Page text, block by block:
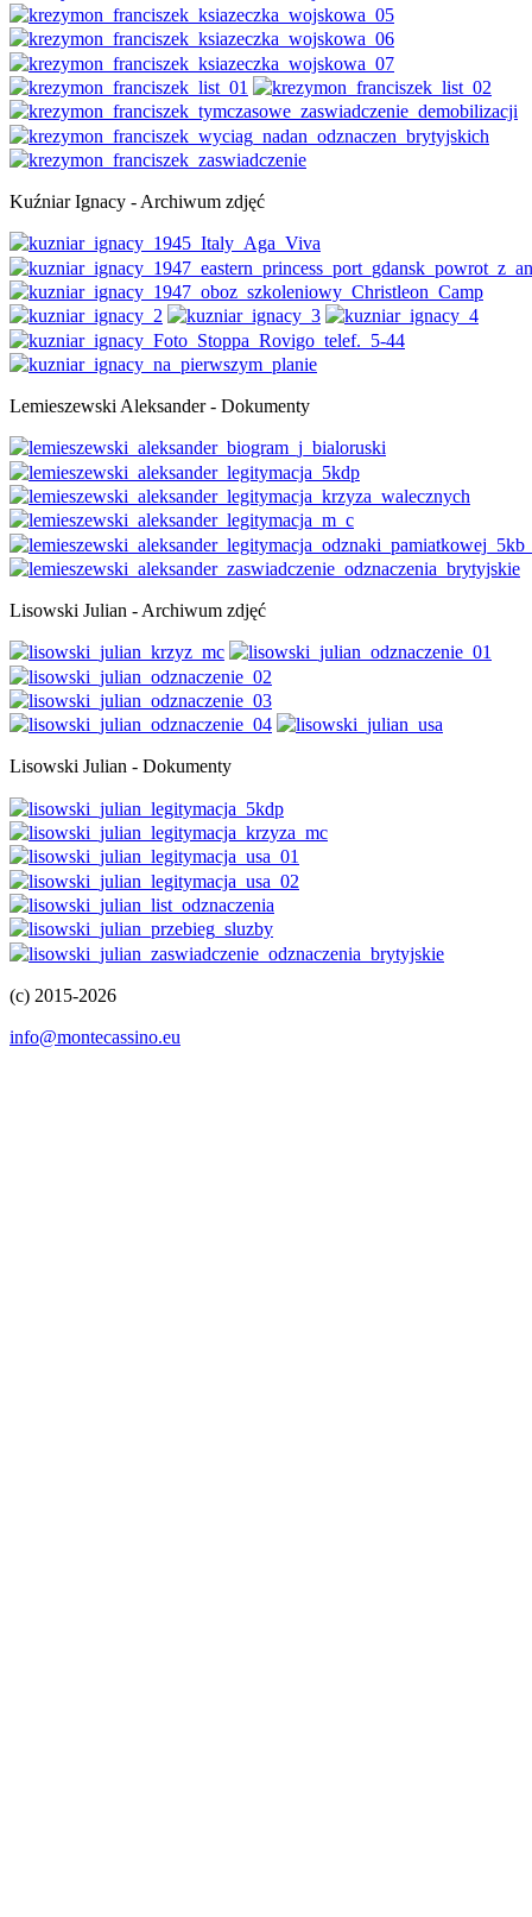
Kuźniar Ignacy - Archiwum zdjęć
Lemieszewski Aleksander - Dokumenty
Lisowski Julian - Archiwum zdjęć
Lisowski Julian - Dokumenty
(c) 2015-2026
info@montecassino.eu